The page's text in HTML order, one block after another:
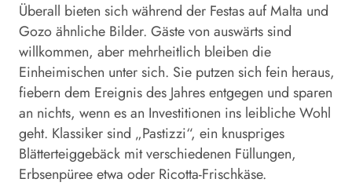
Überall bieten sich während der Festas auf Malta und
Gozo ähnliche Bilder. Gäste von auswärts sind
willkommen, aber mehrheitlich bleiben die
Einheimischen unter sich. Sie putzen sich fein heraus,
fiebern dem Ereignis des Jahres entgegen und sparen
an nichts, wenn es an Investitionen ins leibliche Wohl
geht. Klassiker sind „Pastizzi“, ein knuspriges
Blätterteiggebäck mit verschiedenen Füllungen,
Erbsenpüree etwa oder Ricotta-Frischkäse.